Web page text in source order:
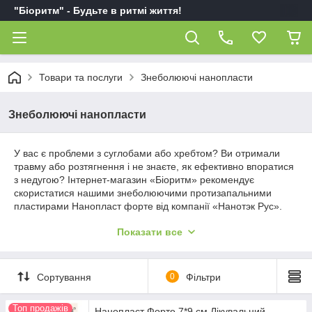
"Біоритм" - Будьте в ритмі життя!
Товари та послуги Знеболюючі нанопласти
Знеболюючі нанопласти
У вас є проблеми з суглобами або хребтом? Ви отримали
травму або розтягнення і не знаєте, як ефективно впоратися
з недугою? Інтернет-магазин «Біоритм» рекомендує
скористатися нашими знеболюючими протизапальними
пластирами Нанопласт форте від компанії «Нанотэк Рус».
включаючи такі популярні хвороби, як артрит і остеохондроз.
Протизапальні і знеболюючі пластирі
Показати все
Сортування 0 Фільтри
Топ продажів